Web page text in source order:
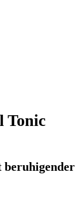
Tonic
beruhigender